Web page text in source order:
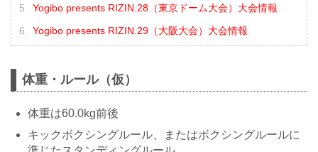
Yogibo presents RIZIN.28（東京ドーム大会）大会情報
Yogibo presents RIZIN.29（大阪大会）大会情報
体重・ルール（仮）
体重は60.0kg前後
キックボクシングルール、またはボクシングルールに